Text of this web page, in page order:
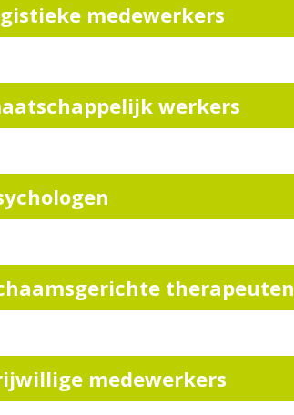
medewerkers
werkers
therapeuten
medewerkers